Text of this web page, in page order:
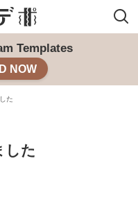
Templates
NOW
た
した